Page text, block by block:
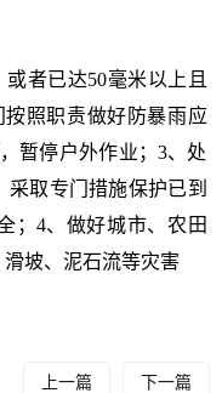
者已达50毫米以上且
照职责做好防暴雨应
暂停户外作业；3、处
取专门措施保护已到
；4、做好城市、农田
坡、泥石流等灾害
上一篇 下一篇